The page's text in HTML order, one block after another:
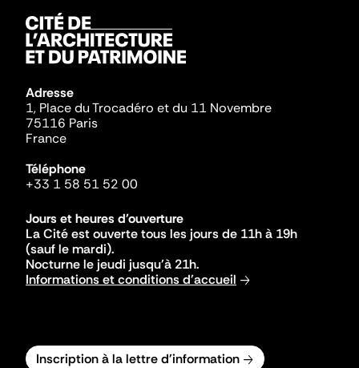
Adresse
1, Place du Trocadéro et du 11 Novembre
75116 Paris
France
Téléphone
+33 1 58 51 52 00
Jours et heures d'ouverture
La Cité est ouverte tous les jours de 11h à 19h
(sauf le mardi).
Nocturne le jeudi jusqu'à 21h.
Informations et conditions d'accueil
Inscription à la lettre d'information